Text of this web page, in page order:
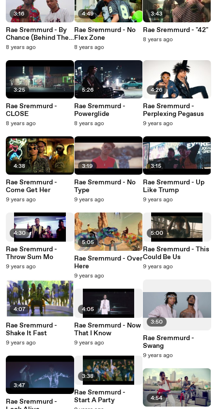
3:16
Rae Sremmurd - By
Chance (Behind The
Scenes)
8 years ago
3:25
Rae Sremmurd -
CLOSE
8 years ago
4:38
Rae Sremmurd -
Come Get Her
9 years ago
4:30
Rae Sremmurd -
Throw Sum Mo
9 years ago
4:07
Rae Sremmurd -
Shake It Fast
9 years ago
3:47
Rae Sremmurd -
4:49
Rae Sremmurd - No
Flex Zone
8 years ago
5:26
Rae Sremmurd -
Powerglide
8 years ago
3:19
Rae Sremmurd - No
Type
9 years ago
5:05
Rae Sremmurd - Over
Here
9 years ago
4:05
Rae Sremmurd - Now
That I Know
9 years ago
3:38
Rae Sremmurd -
Start A Party
3:43
Rae Sremmurd - "42"
8 years ago
4:26
Rae Sremmurd -
Perplexing Pegasus
9 years ago
3:15
Rae Sremmurd - Up
Like Trump
9 years ago
5:00
Rae Sremmurd - This
Could Be Us
9 years ago
3:50
Rae Sremmurd -
Swang
9 years ago
4:54